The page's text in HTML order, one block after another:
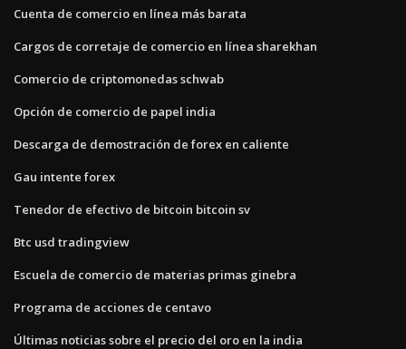
Cuenta de comercio en línea más barata
Cargos de corretaje de comercio en línea sharekhan
Comercio de criptomonedas schwab
Opción de comercio de papel india
Descarga de demostración de forex en caliente
Gau intente forex
Tenedor de efectivo de bitcoin bitcoin sv
Btc usd tradingview
Escuela de comercio de materias primas ginebra
Programa de acciones de centavo
Últimas noticias sobre el precio del oro en la india